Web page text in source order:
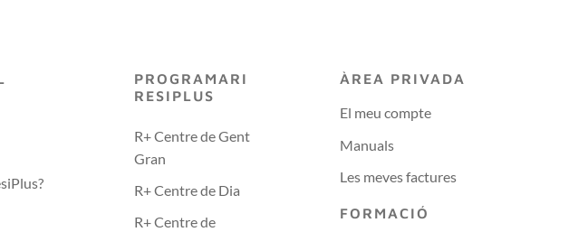
PROGRAMARI
RESIPLUS
R+ Centre de Gent
Gran
R+ Centre de Dia
R+ Centre de
ÀREA PRIVADA
El meu compte
Manuals
Les meves factures
FORMACIÓ